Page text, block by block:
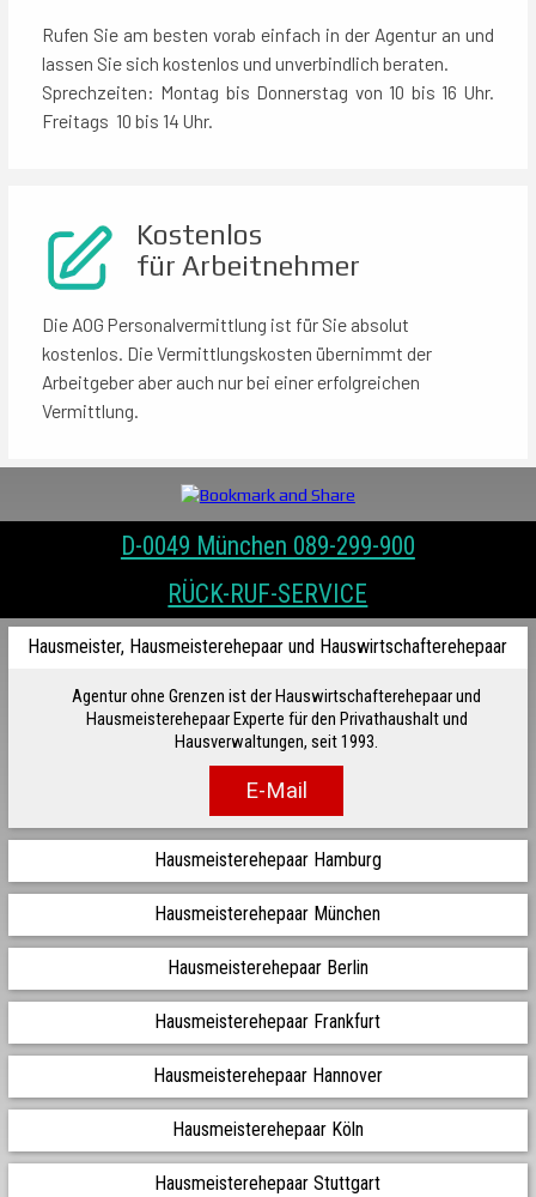
Rufen Sie am besten vorab einfach in der Agentur an und
lassen Sie sich kostenlos und unverbindlich beraten.
Sprechzeiten: Montag bis Donnerstag von 10 bis 16 Uhr.
Freitags 10 bis 14 Uhr.
Kostenlos
für Arbeitnehmer
Die AOG Personalvermittlung ist für Sie absolut
kostenlos. Die Vermittlungskosten übernimmt der
Arbeitgeber aber auch nur bei einer erfolgreichen
Vermittlung.
D-0049 München 089-299-900
RÜCK-RUF-SERVICE
Hausmeister, Hausmeisterehepaar und Hauswirtschafterehepaar
Agentur ohne Grenzen ist der Hauswirtschafterehepaar und
Hausmeisterehepaar Experte für den Privathaushalt und
Hausverwaltungen, seit 1993.
E-Mail
Hausmeisterehepaar Hamburg
Hausmeisterehepaar München
Hausmeisterehepaar Berlin
Hausmeisterehepaar Frankfurt
Hausmeisterehepaar Hannover
Hausmeisterehepaar Köln
Hausmeisterehepaar Stuttgart